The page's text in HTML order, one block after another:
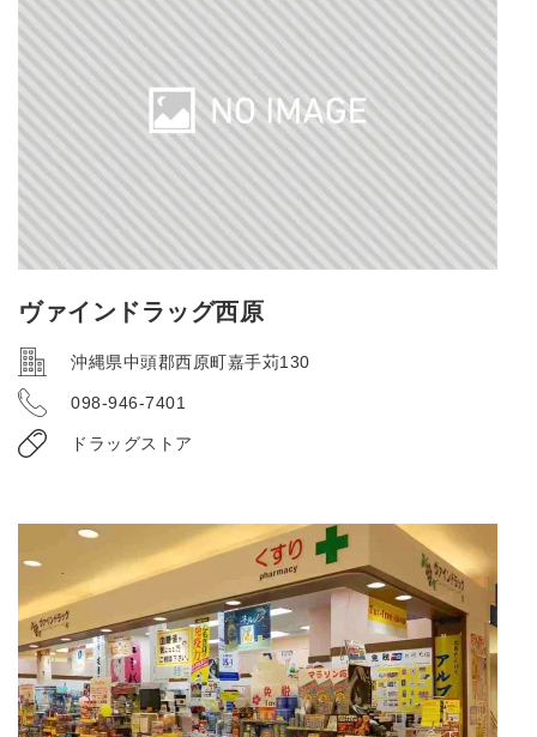
ヴァインドラッグ西原
沖縄県中頭郡西原町嘉手苅130
098-946-7401
ドラッグストア